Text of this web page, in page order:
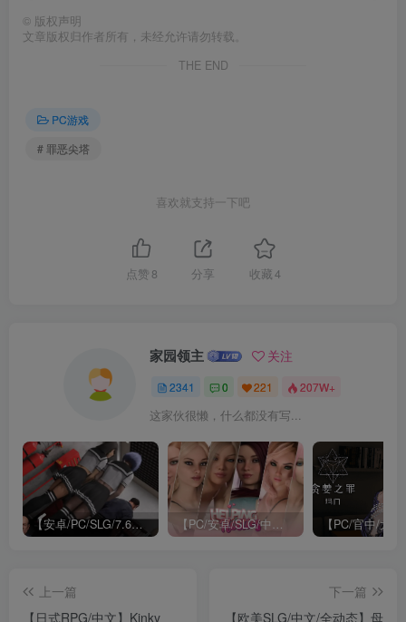
© 版权声明
文章版权归作者所有，未经允许请勿转载。
THE END
PC游戏
# 罪恶尖塔
喜欢就支持一下吧
点赞 8 分享 收藏4
家园领主 关注
2341 0 221 207W+
这家伙很懒，什么都没有写...
【安卓/PC/SLG/7.6G】不雅的欲望/不雅欲望(Indecent Desires) Ver0.26 汉化重制版+PC+安卓+附作弊+补丁+动态SLG游戏&补更+7.6G 【PC/安卓/SLG/中文/完结/30.8G】帮助辣妹/红尘/红瀑布/红色瀑布(Helping The Hotties) ver1.0 4K STEAM官方中文完结版+系列+PC+安卓+动态SLG游戏&神作+补+30.8G
上一篇
【日式RPG/中文】Kinky
下一篇
【欧美SLG/中文/全动态】母